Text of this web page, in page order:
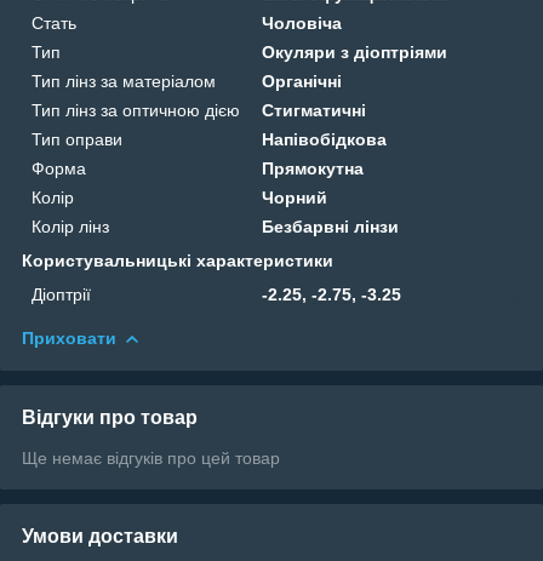
Стать
Чоловіча
Тип
Окуляри з діоптріями
Тип лінз за матеріалом
Органічні
Тип лінз за оптичною дією
Стигматичні
Тип оправи
Напівобідкова
Форма
Прямокутна
Колір
Чорний
Колір лінз
Безбарвні лінзи
Користувальницькі характеристики
Діоптрії
-2.25, -2.75, -3.25
Приховати
Відгуки про товар
Ще немає відгуків про цей товар
Умови доставки